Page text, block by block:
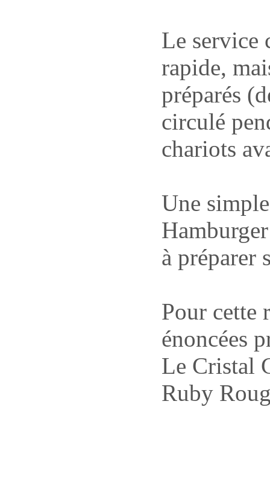
Le service
rapide,
préparés
circulé
chariots
Une
à préparer
Pour cette
énoncées
Le Cristal
Ruby